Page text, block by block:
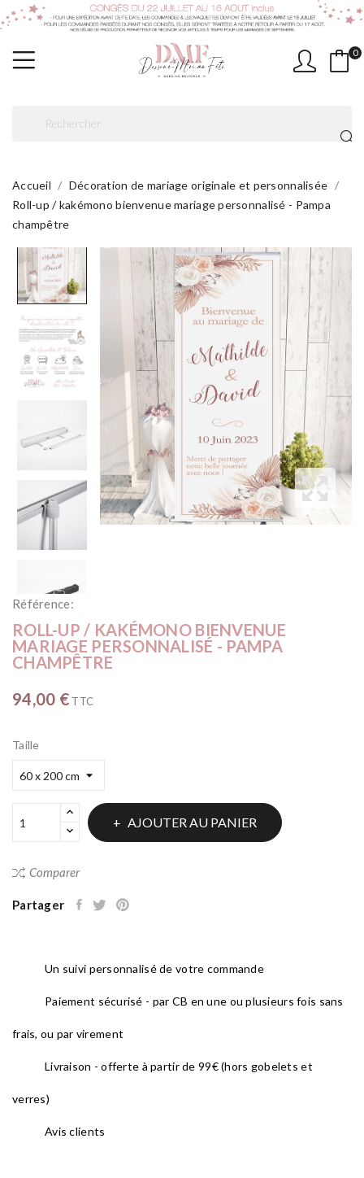
0
Accueil
Décoration de mariage originale et personnalisée
Roll-up / kakémono bienvenue mariage personnalisé - Pampa
champêtre
Référence:
ROLL-UP / KAKÉMONO BIENVENUE
MARIAGE PERSONNALISÉ - PAMPA
CHAMPÊTRE
94,00 € TTC
Taille
AJOUTER AU PANIER
Comparer
Partager
Un suivi personnalisé de votre commande
Paiement sécurisé - par CB en une ou plusieurs fois sans
frais, ou par virement
Livraison - offerte à partir de 99€ (hors gobelets et
verres)
Avis clients